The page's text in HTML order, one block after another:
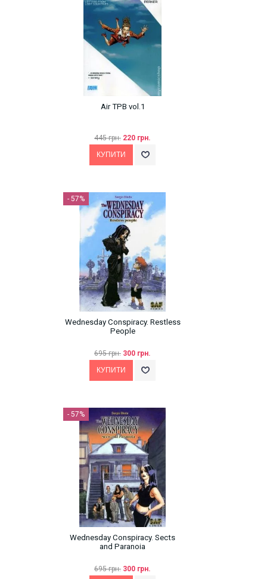
Air TPB vol.1
445 грн. 220 грн.
- 57%
Wednesday Conspiracy. Restless
People
695 грн. 300 грн.
- 57%
Wednesday Conspiracy. Sects
and Paranoia
695 грн. 300 грн.